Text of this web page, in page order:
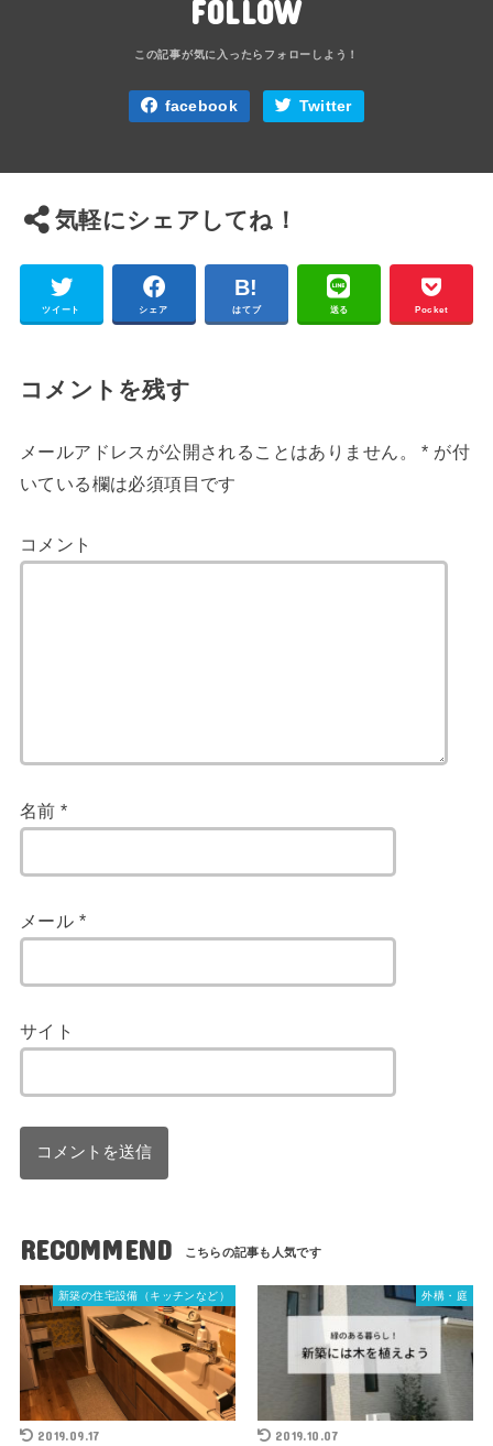
FOLLOW
facebook Twitter
気軽にシェアしてね！
ツイート シェア はてブ 送る Pocket
コメントを残す
メールアドレスが公開されることはありません。 * が付
いている欄は必須項目です
コメント
名前*
メール *
サイト
RECOMMEND
新築の住宅設備（キッチンなど）
2019.09.17
外構・庭
2019.10.07